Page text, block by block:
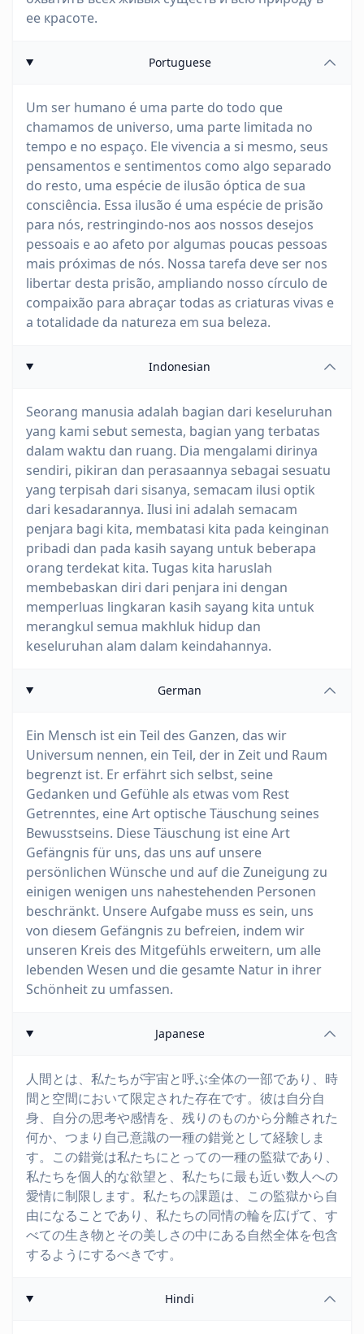
ее красоте.
Portuguese
Um ser humano é uma parte do todo que
chamamos de universo, uma parte limitada no
tempo e no espaço. Ele vivencia a si mesmo, seus
pensamentos e sentimentos como algo separado
do resto, uma espécie de ilusão óptica de sua
consciência. Essa ilusão é uma espécie de prisão
para nós, restringindo-nos aos nossos desejos
pessoais e ao afeto por algumas poucas pessoas
mais próximas de nós. Nossa tarefa deve ser nos
libertar desta prisão, ampliando nosso círculo de
compaixão para abraçar todas as criaturas vivas e
a totalidade da natureza em sua beleza.
Indonesian
Seorang manusia adalah bagian dari keseluruhan
yang kami sebut semesta, bagian yang terbatas
dalam waktu dan ruang. Dia mengalami dirinya
sendiri, pikiran dan perasaannya sebagai sesuatu
yang terpisah dari sisanya, semacam ilusi optik
dari kesadarannya. Ilusi ini adalah semacam
penjara bagi kita, membatasi kita pada keinginan
pribadi dan pada kasih sayang untuk beberapa
orang terdekat kita. Tugas kita haruslah
membebaskan diri dari penjara ini dengan
memperluas lingkaran kasih sayang kita untuk
merangkul semua makhluk hidup dan
keseluruhan alam dalam keindahannya.
German
Ein Mensch ist ein Teil des Ganzen, das wir
Universum nennen, ein Teil, der in Zeit und Raum
begrenzt ist. Er erfährt sich selbst, seine
Gedanken und Gefühle als etwas vom Rest
Getrenntes, eine Art optische Täuschung seines
Bewusstseins. Diese Täuschung ist eine Art
Gefängnis für uns, das uns auf unsere
persönlichen Wünsche und auf die Zuneigung zu
einigen wenigen uns nahestehenden Personen
beschränkt. Unsere Aufgabe muss es sein, uns
von diesem Gefängnis zu befreien, indem wir
unseren Kreis des Mitgefühls erweitern, um alle
lebenden Wesen und die gesamte Natur in ihrer
Schönheit zu umfassen.
Japanese
人間とは、私たちが宇宙と呼ぶ全体の一部であり、時
間と空間において限定された存在です。彼は自分自
身、自分の思考や感情を、残りのものから分離された
何か、つまり自己意識の一種の錯覚として経験しま
す。この錯覚は私たちにとっての一種の監獄であり、
私たちを個人的な欲望と、私たちに最も近い数人への
愛情に制限します。私たちの課題は、この監獄から自
由になることであり、私たちの同情の輪を広げて、す
べての生き物とその美しさの中にある自然全体を包含
するようにするべきです。
Hindi